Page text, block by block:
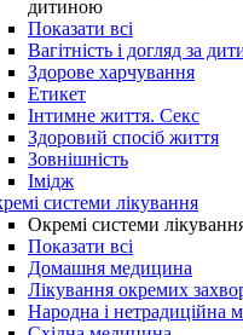
дитиною
Показати всі
Вагітність і догляд за
Здорове харчування
Етикет
Інтимне життя. Секс
Здоровий спосіб життя
Зовнішність
Імідж
системи лікування
Окремі системи
Показати всі
Домашня медицина
Лікування окремих
Народна і нетрадиційна